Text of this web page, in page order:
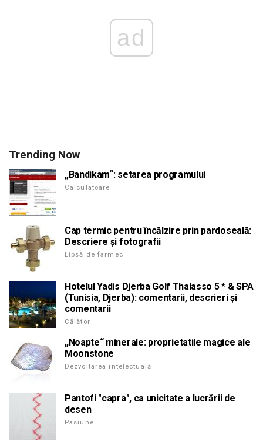
ad
Trending Now
„Bandikam“: setarea programului
Calculatoare
Cap termic pentru încălzire prin pardoseală:
Descriere și fotografii
Lipsă de farmec
Hotelul Yadis Djerba Golf Thalasso 5 * & SPA
(Tunisia, Djerba): comentarii, descrieri și
comentarii
Călător
„Noapte“ minerale: proprietatile magice ale
Moonstone
Dezvoltarea intelectuală
Pantofi "capra", ca unicitate a lucrării de
desen
Pasiune